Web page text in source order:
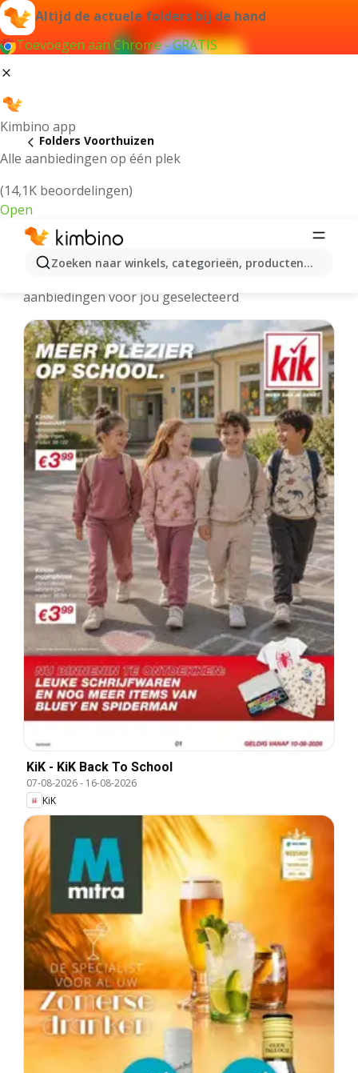
Altijd de actuele folders bij de hand
Toevoegen aan Chrome - GRATIS
Kimbino app
Alle aanbiedingen op één plek
(14,1K beoordelingen)
Open
Zoeken naar winkels, categorieën, producten...
Folders Voorthuizen
Voorthuizen - Meest recente folders
aanbiedingen voor jou geselecteerd
KiK - KiK Back To School
07-08-2026- 16-08-2026
KiK